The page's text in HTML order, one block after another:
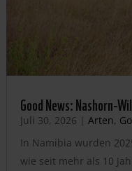
Good News: Nashorn-
Juli 30, 2026 | Arten,
In Namibia wurden
wie seit mehr als 10